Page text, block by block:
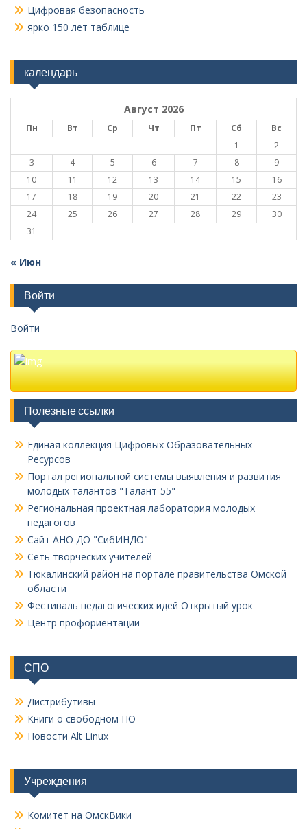
Цифровая безопасность
ярко 150 лет таблице
календарь
Август 2026
Пн Вт Ср Чт Пт Сб
Вс
1
2
3
4 5 6 7 8
9
10
11 12 13 14 15
16
17
18 19 20 21 22
23
24
25 26 27 28 29
30
31
« Июн
Войти
Войти
Полезные ссылки
Единая коллекция Цифровых Образовательных
Ресурсов
Портал региональной системы выявления и развития
молодых талантов "Талант-55"
Региональная проектная лаборатория молодых
педагогов
Сайт АНО ДО "СибИНДО"
Сеть творческих учителей
Тюкалинский район на портале правительства Омской
области
Фестиваль педагогических идей Открытый урок
Центр профориентации
СПО
Дистрибутивы
Книги о свободном ПО
Новости Alt Linux
Учреждения
Комитет на ОмскВики